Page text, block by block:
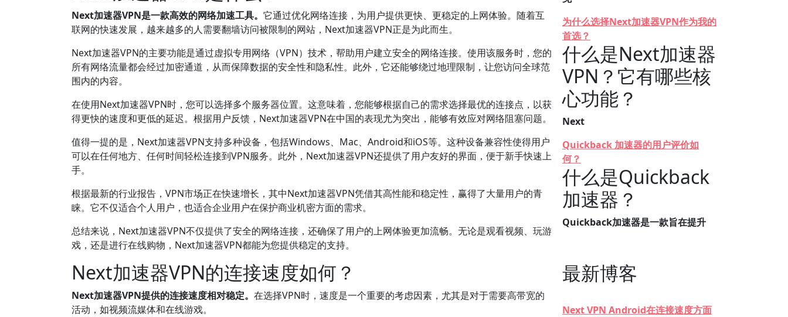
Next加速器VPN是一款高效的网络加速工具。 它通过优化网络连接，为用户提供更快、更稳定的上网体验。随着互
联网的快速发展，越来越多的人需要翻墙访问被限制的网站，Next加速器VPN正是为此而生。
Next加速器VPN的主要功能是通过虚拟专用网络（VPN）技术，帮助用户建立安全的网络连接。使用该服务时，您的
所有网络流量都会经过加密通道，从而保障数据的安全性和隐私性。此外，它还能够绕过地理限制，让您访问全球范
围内的内容。
在使用Next加速器VPN时，您可以选择多个服务器位置。这意味着，您能够根据自己的需求选择最优的连接点，以获
得更快的速度和更低的延迟。根据用户反馈，Next加速器VPN在中国的表现尤为突出，能够有效应对网络阻塞问题。
值得一提的是，Next加速器VPN支持多种设备，包括Windows、Mac、Android和iOS等。这种设备兼容性使得用户
可以在任何地方、任何时间轻松连接到VPN服务。此外，Next加速器VPN还提供了用户友好的界面，便于新手快速上
手。
根据最新的行业报告，VPN市场正在快速增长，其中Next加速器VPN凭借其高性能和稳定性，赢得了大量用户的青
睐。它不仅适合个人用户，也适合企业用户在保护商业机密方面的需求。
总结来说，Next加速器VPN不仅提供了安全的网络连接，还确保了用户的上网体验更加流畅。无论是观看视频、玩游
戏，还是进行在线购物，Next加速器VPN都能为您提供稳定的支持。
Next加速器VPN的连接速度如何？
Next加速器VPN提供的连接速度相对稳定。 在选择VPN时，速度是一个重要的考虑因素，尤其是对于需要高带宽的
活动，如视频流媒体和在线游戏。
为什么选择Next加速器VPN作为我的
首选？
什么是Next加速器
VPN？它有哪些核
心功能？
Next
Quickback 加速器的用户评价如
何？
什么是Quickback
加速器？
Quickback加速器是一款旨在提升
最新博客
Next VPN Android在连接速度方面